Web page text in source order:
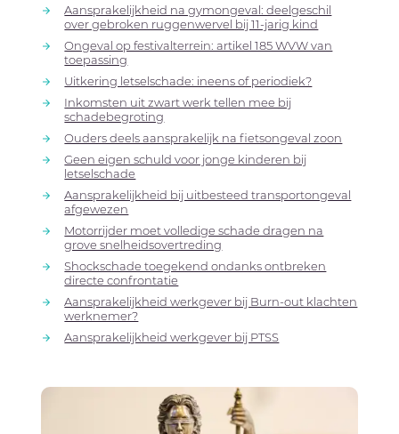
Aansprakelijkheid na gymongeval: deelgeschil
over gebroken ruggenwervel bij 11-jarig kind
Ongeval op festivalterrein: artikel 185 WVW van
toepassing
Uitkering letselschade: ineens of periodiek?
Inkomsten uit zwart werk tellen mee bij
schadebegroting
Ouders deels aansprakelijk na fietsongeval zoon
Geen eigen schuld voor jonge kinderen bij
letselschade
Aansprakelijkheid bij uitbesteed transportongeval
afgewezen
Motorrijder moet volledige schade dragen na
grove snelheidsovertreding
Shockschade toegekend ondanks ontbreken
directe confrontatie
Aansprakelijkheid werkgever bij Burn-out klachten
werknemer?
Aansprakelijkheid werkgever bij PTSS